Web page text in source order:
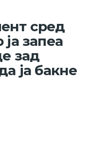
сред
запеа
зад
ја бакне